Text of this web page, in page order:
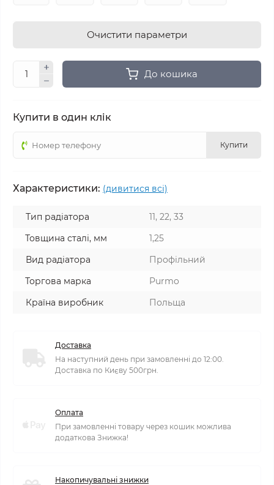
Очистити параметри
До кошика
Купити в один клік
Купити
Характеристики: (дивитися всі)
Тип радіатора
11, 22, 33
Товщина сталі, мм
1,25
Вид радіатора
Профільний
Торгова марка
Purmo
Країна виробник
Польща
Доставка
На наступний день при замовленні до 12:00.
Доставка по Києву 500грн.
Оплата
При замовленні товару через кошик можлива
додаткова Знижка!
Накопичувальні знижки